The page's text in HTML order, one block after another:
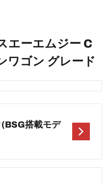
エーエムジー C
ワゴン グレード
搭載モデ